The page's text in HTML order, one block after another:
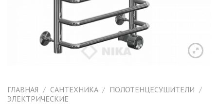
ГЛАВНАЯ / САНТЕХНИКА / ПОЛОТЕНЦЕСУШИТЕЛИ /
ЭЛЕКТРИЧЕСКИЕ